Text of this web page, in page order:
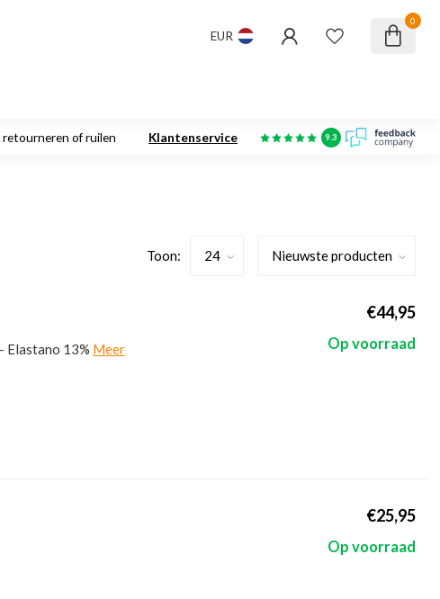
EUR
0
retourneren of ruilen Klantenservice 9.3
Toon:
Elastano 13% Meer
€44,95
Op voorraad
€25,95
Op voorraad